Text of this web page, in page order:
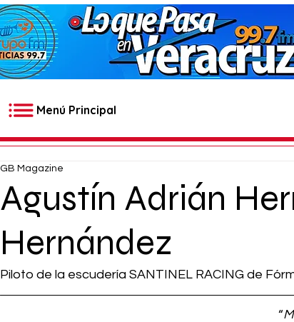
Menú Principal
Agustín Adrián
Hernández
GB Magazine
Piloto de la escudería SANTINEL RACING de
“